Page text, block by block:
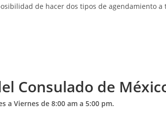
de hacer dos tipos de agendamiento
Consulado de
a Viernes de 8:00 am a 5:00 pm.